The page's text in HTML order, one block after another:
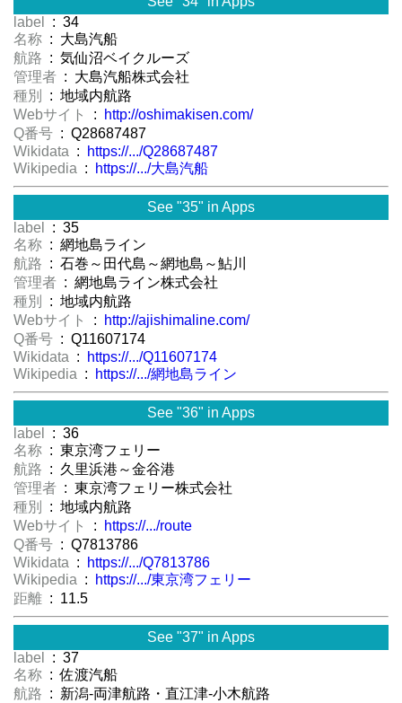
label
: 34
名称 : 大島汽船
航路 : 気仙沼ベイクルーズ
管理者 : 大島汽船株式会社
種別
: 地域内航路
Webサイト
:
http://oshimakisen.com/
Q番号 : Q28687487
Wikidata :
https://.../Q28687487
Wikipedia : https://.../大島汽船
See "35" in Apps
label
: 35
名称 : 網地島ライン
航路 : 石巻～田代島～網地島～鮎川
管理者 : 網地島ライン株式会社
種別
: 地域内航路
Webサイト
:
http://ajishimaline.com/
Q番号 : Q11607174
Wikidata :
https://.../Q11607174
Wikipedia : https://.../網地島ライン
See "36" in Apps
label
: 36
名称 : 東京湾フェリー
航路 : 久里浜港～金谷港
管理者 : 東京湾フェリー株式会社
種別
: 地域内航路
Webサイト
:
https://.../route
Q番号 : Q7813786
Wikidata :
https://.../Q7813786
Wikipedia :
https://.../東京湾フェリー
距離 : 11.5
See "37" in Apps
label
: 37
名称 : 佐渡汽船
航路 : 新潟-両津航路・直江津-小木航路